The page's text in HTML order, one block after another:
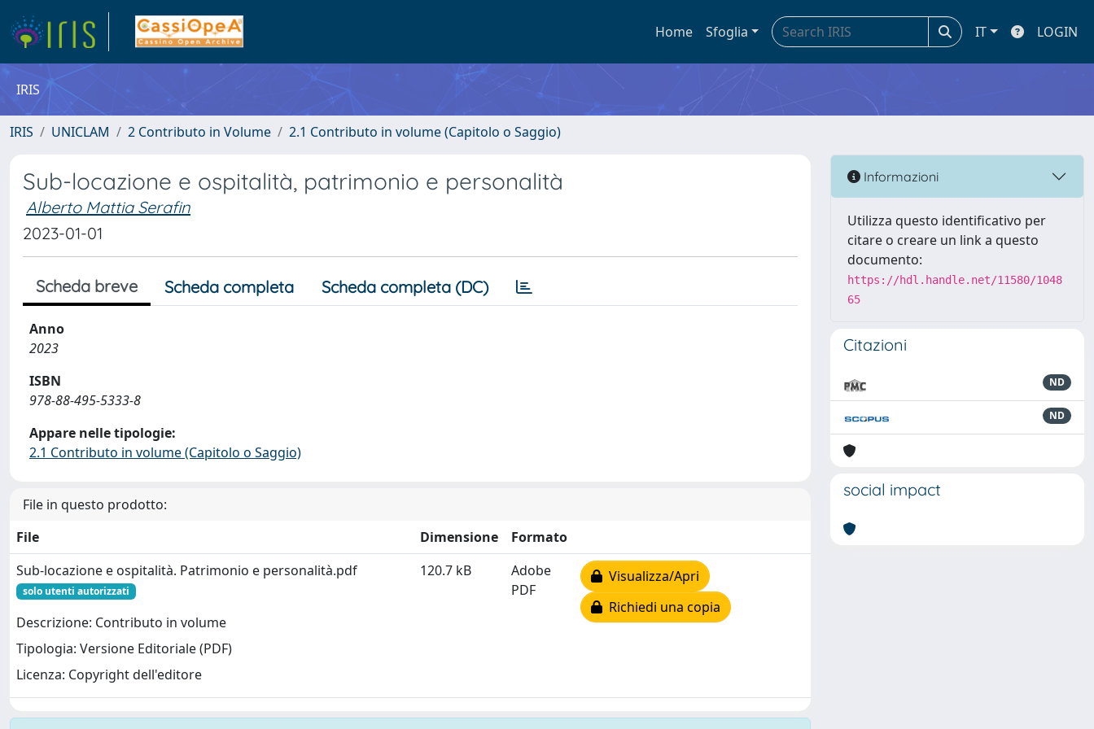
Home Sfoglia IT LOGIN
IRIS
IRIS UNICLAM 2 Contributo in Volume 2.1 Contributo in volume (Capitolo o Saggio)
Sub-locazione e ospitalità, patrimonio e personalità
Alberto Mattia Serafin
2023-01-01
Scheda breve Scheda completa Scheda completa (DC)
Anno
2023
ISBN
978-88-495-5333-8
Appare nelle tipologie:
2.1 Contributo in volume (Capitolo o Saggio)
File in questo prodotto:
File
Dimensione
Formato
Sub-locazione e ospitalità. Patrimonio e personalità.pdf
solo utenti autorizzati
Descrizione: Contributo in volume
Tipologia: Versione Editoriale (PDF)
Licenza: Copyright dell'editore
120.7 kB
Adobe
PDF
Visualizza/Apri
Richiedi una copia
Informazioni
Utilizza questo identificativo per
citare o creare un link a questo
documento:
https://hdl.handle.net/11580/1048
65
Citazioni
ND
ND
social impact